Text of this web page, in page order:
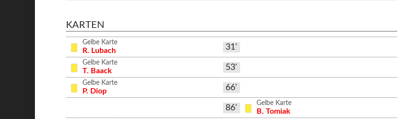
KARTEN
Gelbe Karte
R. Lubach 31'
Gelbe Karte
T. Baack 53'
Gelbe Karte
P. Diop 66'
86'
Gelbe Karte
B. Tomiak